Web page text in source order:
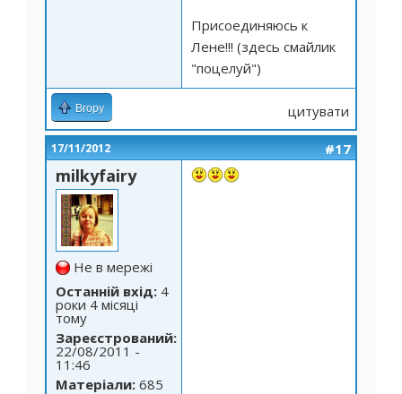
Присоединяюсь к
Лене!!! (здесь смайлик
"поцелуй")
Вгору цитувати
17/11/2012 #17
milkyfairy
Не в мережі
Останній вхід: 4
роки 4 місяці
тому
Зареєстрований:
22/08/2011 -
11:46
Матеріали: 685